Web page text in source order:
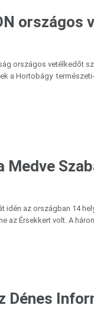
országos
országos vetélkedőt
a Hortobágy
Medve
idén az országban 14
az Érsekkert volt. A
Dénes